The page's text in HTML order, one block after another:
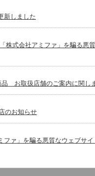
新しました
株式会社アミファ」を騙る悪
品 お取扱店舗のご案内に関し
のお知らせ
ファ」を騙る悪質なウェブサイ